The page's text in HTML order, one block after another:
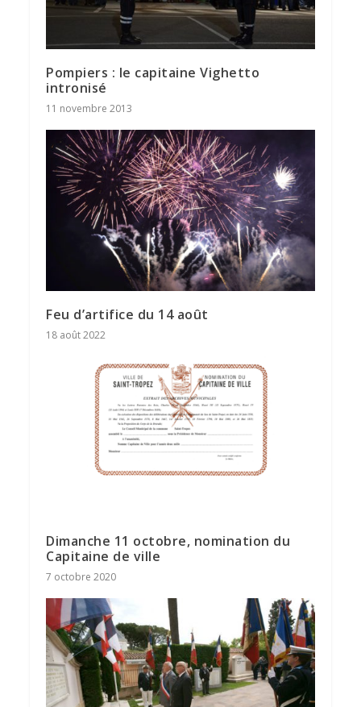
Pompiers : le capitaine Vighetto
intronisé
11 novembre 2013
Feu d’artifice du 14 août
18 août 2022
Dimanche 11 octobre, nomination du
Capitaine de ville
7 octobre 2020